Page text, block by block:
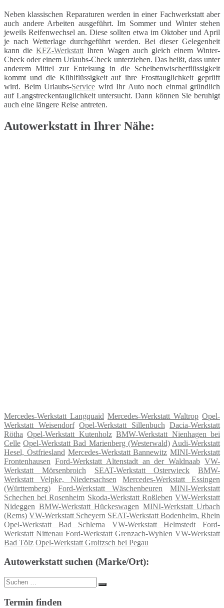
Neben klassischen Reparaturen werden in einer Fachwerkstatt aber
auch andere Arbeiten ausgeführt. Im Sommer und Winter stehen
jeweils Reifenwechsel an. Diese sollten etwa im Oktober und April
je nach Wetterlage durchgeführt werden. Bei dieser Gelegenheit
kann dieKFZ-Werkstatt Ihren Wagen auch gleich einem Winter-
Check oder einem Urlaubs-Check unterziehen. Das heißt, dass unter
anderem Mittel zur Enteisung in die Scheibenwischerflüssigkeit
kommt und die Kühlflüssigkeit auf ihre Frosttauglichkeit geprüft
wird. Beim Urlaubs-Service wird Ihr Auto noch einmal gründlich
auf Langstreckentauglichkeit untersucht. Dann können Sie beruhigt
auch eine längere Reise antreten.
Autowerkstatt in Ihrer Nähe:
Mercedes-Werkstatt Langquaid Mercedes-Werkstatt Waltrop Opel-
Werkstatt Weisendorf Opel-Werkstatt Sillenbuch Dacia-Werkstatt
Rötha Opel-Werkstatt Kutenholz BMW-Werkstatt Nienhagen bei
Celle Opel-Werkstatt Bad Marienberg (Westerwald) Audi-Werkstatt
Hesel, Ostfriesland Mercedes-Werkstatt Bannewitz MINI-Werkstatt
Frontenhausen Ford-Werkstatt Altenstadt an der Waldnaab VW-
Werkstatt Mörsenbroich
SEAT-Werkstatt Osterwieck
BMW-
Werkstatt Velpke, Niedersachsen
Mercedes-Werkstatt Essingen
(Württemberg)
Ford-Werkstatt Wäschenbeuren
MINI-Werkstatt
Schechen bei Rosenheim Skoda-Werkstatt Roßleben VW-Werkstatt
Nideggen BMW-Werkstatt Hückeswagen MINI-Werkstatt Urbach
(Rems) VW-Werkstatt Scheyern SEAT-Werkstatt Bodenheim, Rhein
Opel-Werkstatt Bad Schlema
VW-Werkstatt Helmstedt
Ford-
Werkstatt Nittenau Ford-Werkstatt Grenzach-Wyhlen VW-Werkstatt
Bad Tölz Opel-Werkstatt Groitzsch bei Pegau
Autowerkstatt suchen (Marke/Ort):
Suche
nach:
Suchen
Termin finden